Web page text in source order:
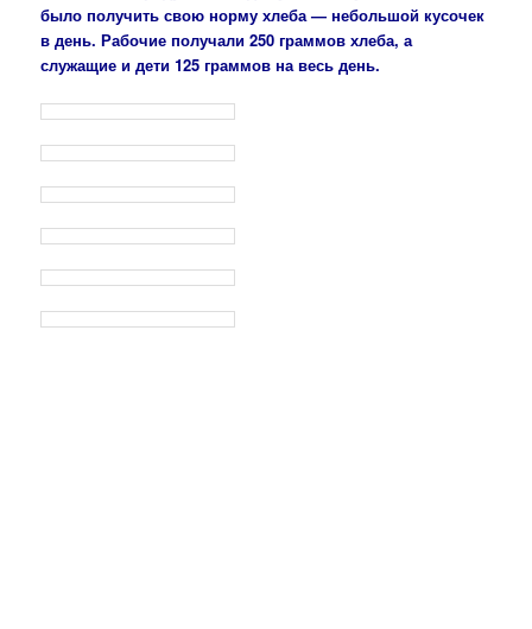
было получить свою норму хлеба — небольшой кусочек
в день. Рабочие получали 250 граммов хлеба, а
служащие и дети 125 граммов на весь день.